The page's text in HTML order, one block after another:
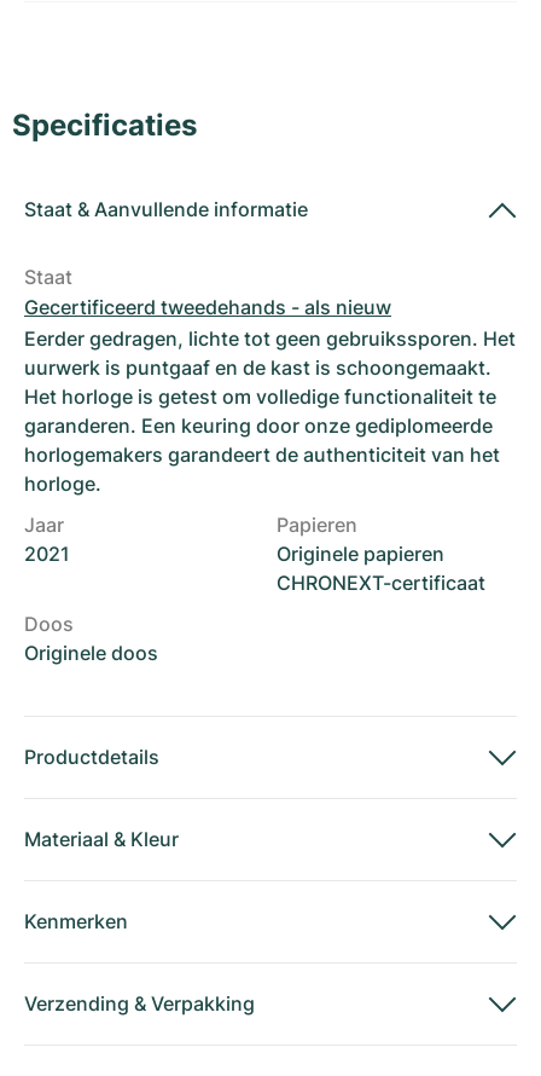
Specificaties
Staat & Aanvullende informatie
Staat
Gecertificeerd tweedehands - als nieuw
Eerder gedragen, lichte tot geen gebruikssporen. Het
uurwerk is puntgaaf en de kast is schoongemaakt.
Het horloge is getest om volledige functionaliteit te
garanderen. Een keuring door onze gediplomeerde
horlogemakers garandeert de authenticiteit van het
horloge.
Jaar
2021
Papieren
Originele papieren
CHRONEXT-certificaat
Doos
Originele doos
Productdetails
Materiaal & Kleur
Kenmerken
Verzending & Verpakking